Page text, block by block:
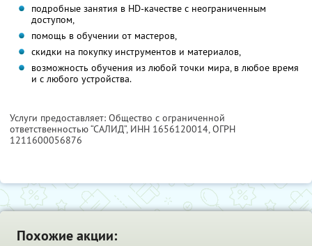
подробные занятия в HD-качестве с неограниченным
доступом,
помощь в обучении от мастеров,
скидки на покупку инструментов и материалов,
возможность обучения из любой точки мира, в любое время
и с любого устройства.
Услуги предоставляет: Общество с ограниченной
ответственностью “САЛИД”, ИНН 1656120014, ОГРН
1211600056876
Похожие акции: